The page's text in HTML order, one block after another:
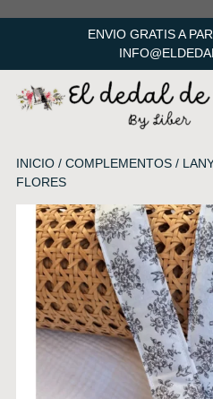
ENVIO GRATIS A
INICIO/ COMPLEMENTOS/
FLORES